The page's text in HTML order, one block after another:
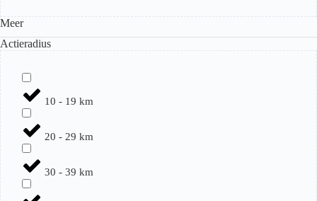
Meer
Actieradius
10 - 19 km
20 - 29 km
30 - 39 km